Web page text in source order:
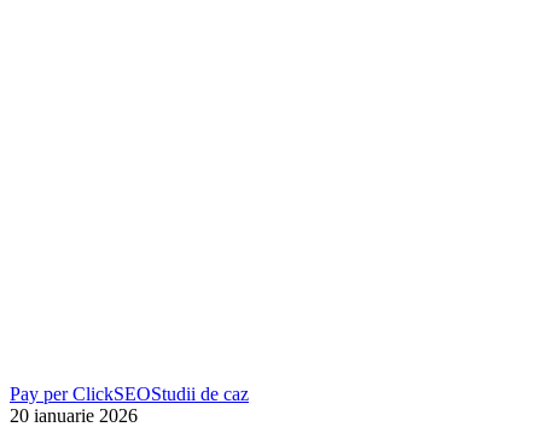
Pay per ClickSEOStudii de cazStudiu
20 ianuarie 2026